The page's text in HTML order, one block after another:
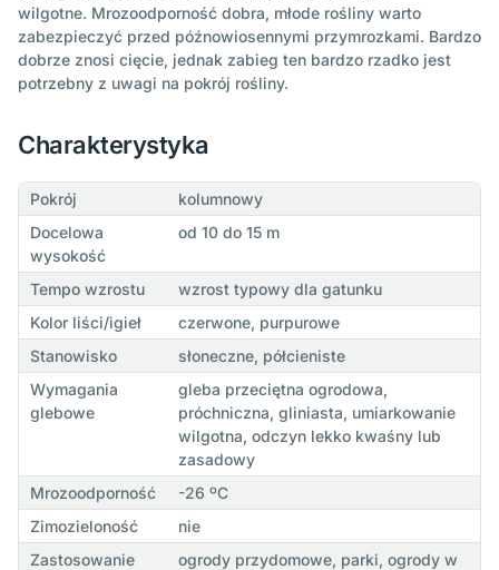
wilgotne. Mrozoodporność dobra, młode rośliny warto
zabezpieczyć przed późnowiosennymi przymrozkami. Bardzo
dobrze znosi cięcie, jednak zabieg ten bardzo rzadko jest
potrzebny z uwagi na pokrój rośliny.
Charakterystyka
Pokrój
kolumnowy
Docelowa
wysokość
od 10 do 15 m
Tempo wzrostu
wzrost typowy dla gatunku
Kolor liści/igieł
czerwone, purpurowe
Stanowisko
słoneczne, półcieniste
Wymagania
glebowe
gleba przeciętna ogrodowa,
próchniczna, gliniasta, umiarkowanie
wilgotna, odczyn lekko kwaśny lub
zasadowy
Mrozoodporność
-26 ºC
Zimozieloność
nie
Zastosowanie
ogrody przydomowe, parki, ogrody w